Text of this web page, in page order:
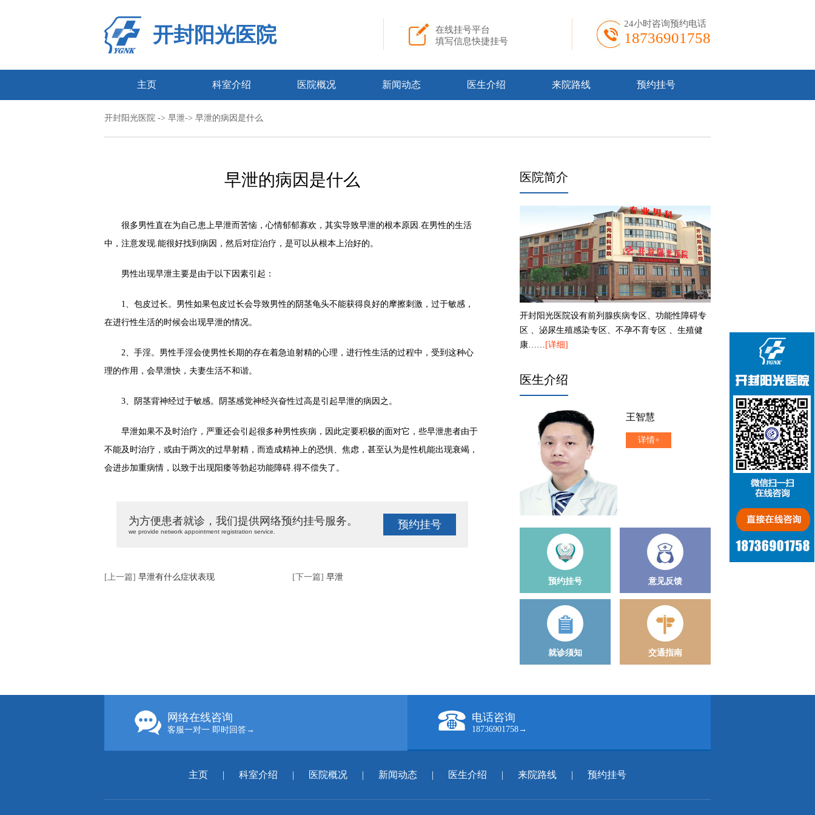
开封阳光医院
在线挂号平台
填写信息快捷挂号
24小时咨询预约电话
18736901758
主页 科室介绍 医院概况 新闻动态 医生介绍 来院路线 预约挂号
开封阳光医院 -> 早泄-> 早泄的病因是什么
早泄的病因是什么
很多男性直在为自己患上早泄而苦恼，心情郁郁寡欢，其实导致早泄的根本原因.在男性的生活
中，注意发现.能很好找到病因，然后对症治疗，是可以从根本上治好的。
男性出现早泄主要是由于以下因素引起：
1、包皮过长。男性如果包皮过长会导致男性的阴茎龟头不能获得良好的摩擦刺激，过于敏感，
在进行性生活的时候会出现早泄的情况。
2、手淫。男性手淫会使男性长期的存在着急迫射精的心理，进行性生活的过程中，受到这种心
理的作用，会早泄快，夫妻生活不和谐。
3、阴茎背神经过于敏感。阴茎感觉神经兴奋性过高是引起早泄的病因之。
早泄如果不及时治疗，严重还会引起很多种男性疾病，因此定要积极的面对它，些早泄患者由于
不能及时治疗，或由于两次的过早射精，而造成精神上的恐惧、焦虑，甚至认为是性机能出现衰竭，
会进步加重病情，以致于出现阳痿等勃起功能障碍.得不偿失了。
为方便患者就诊，我们提供网络预约挂号服务。
we provide network appointment registration service.
预约挂号
[上一篇] 早泄有什么症状表现 [下一篇] 早泄
医院简介
开封阳光医院设有前列腺疾病专区、功能性障碍专
区 、泌尿生殖感染专区、不孕不育专区 、生殖健
康…… [详细]
医生介绍
王智慧
详情+
预约挂号 意见反馈
就诊须知 交通指南
网络在线咨询
客服一对一 即时回答→
电话咨询
18736901758→
主页 | 科室介绍 | 医院概况 | 新闻动态 | 医生介绍 | 来院路线 | 预约挂号